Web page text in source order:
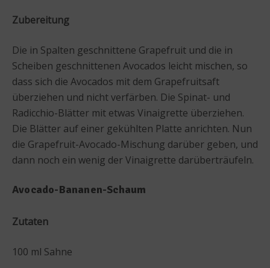
Zubereitung
Die in Spalten geschnittene Grapefruit und die in
Scheiben geschnittenen Avocados leicht mischen, so
dass sich die Avocados mit dem Grapefruitsaft
überziehen und nicht verfärben. Die Spinat- und
Radicchio-Blätter mit etwas Vinaigrette überziehen.
Die Blätter auf einer gekühlten Platte anrichten. Nun
die Grapefruit-Avocado-Mischung darüber geben, und
dann noch ein wenig der Vinaigrette darüberträufeln.
Avocado-Bananen-Schaum
Zutaten
100 ml Sahne